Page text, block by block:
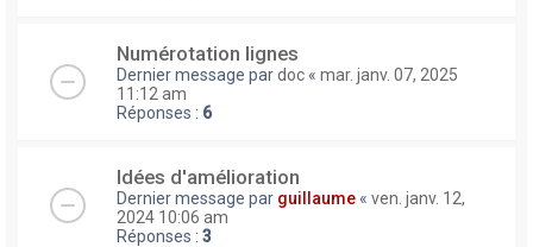
Numérotation lignes
Dernier message pardoc « mar. janv. 07, 2025
11:12 am
Réponses : 6
Idées d'amélioration
Dernier message par guillaume « ven. janv. 12,
2024 10:06 am
Réponses : 3